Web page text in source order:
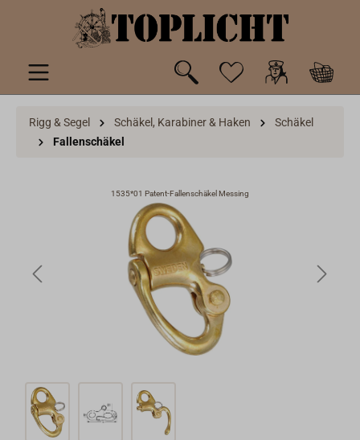
springen
Rigg & Segel Schäkel, Karabiner & Haken
Schäkel
Fallenschäkel
1535*01 Patent-Fallenschäkel Messing